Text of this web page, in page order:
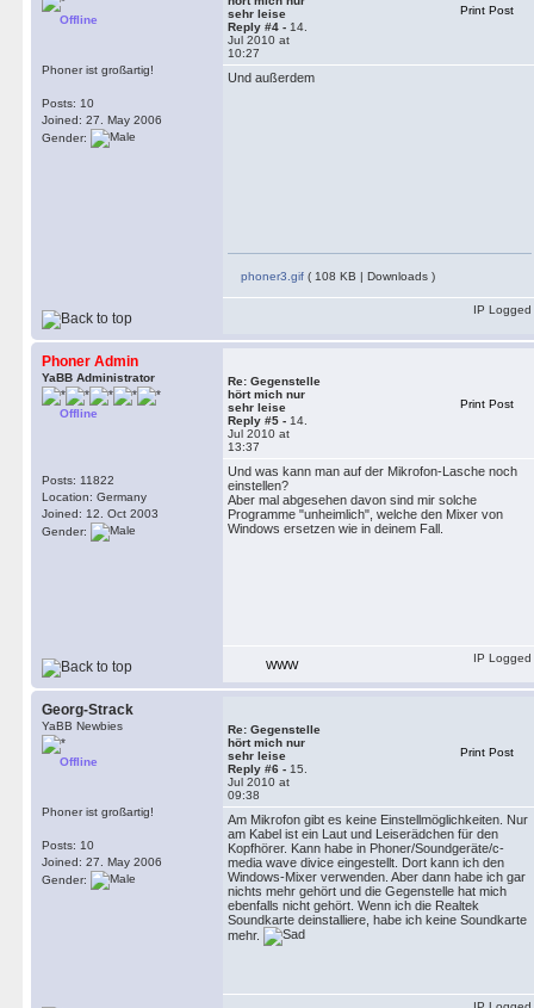
Offline
Phoner ist großartig!
Posts: 10
Joined: 27. May 2006
Gender:
sehr leise
Reply #4 - 14.
Jul 2010 at
10:27
Print Post
Und außerdem
phoner3.gif ( 108 KB | Downloads )
IP Logged
Phoner Admin
YaBB Administrator
Offline
Posts: 11822
Location: Germany
Joined: 12. Oct 2003
Gender:
Re: Gegenstelle
hört mich nur
sehr leise
Reply #5 - 14.
Jul 2010 at
13:37
Print Post
Und was kann man auf der Mikrofon-Lasche noch
einstellen?
Aber mal abgesehen davon sind mir solche
Programme "unheimlich", welche den Mixer von
Windows ersetzen wie in deinem Fall.
WWW
IP Logged
Georg-Strack
YaBB Newbies
Offline
Phoner ist großartig!
Posts: 10
Joined: 27. May 2006
Gender:
Re: Gegenstelle
hört mich nur
sehr leise
Reply #6 - 15.
Jul 2010 at
09:38
Print Post
Am Mikrofon gibt es keine Einstellmöglichkeiten. Nur
am Kabel ist ein Laut und Leiserädchen für den
Kopfhörer. Kann habe in Phoner/Soundgeräte/c-
media wave divice eingestellt. Dort kann ich den
Windows-Mixer verwenden. Aber dann habe ich gar
nichts mehr gehört und die Gegenstelle hat mich
ebenfalls nicht gehört. Wenn ich die Realtek
Soundkarte deinstalliere, habe ich keine Soundkarte
mehr.